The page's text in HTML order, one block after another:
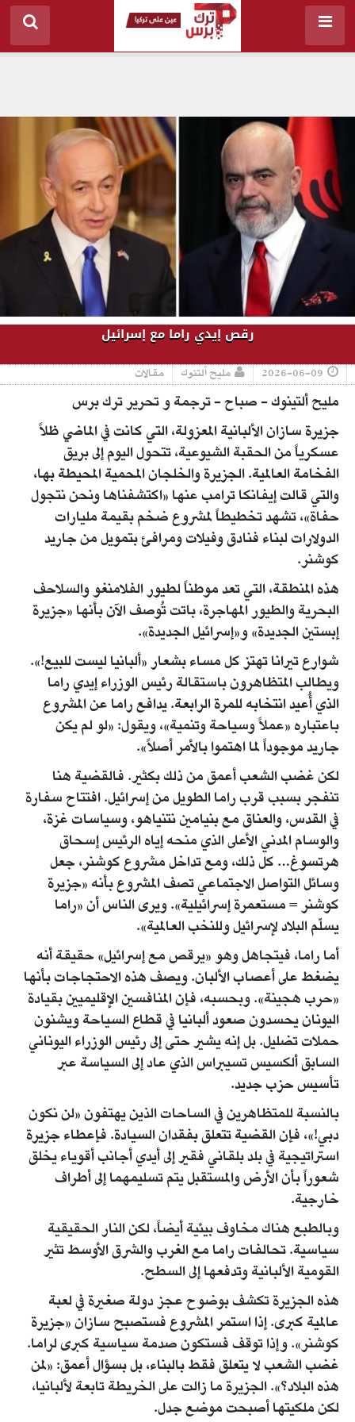
رقص إيدي راما مع إسرائيل
2026-06-09 مليح ألتنوك مقالات
مليح ألتينوك - صباح - ترجمة و تحرير ترك برس
جزيرة سازان الألبانية المعزولة، التي كانت في الماضي ظلاً
عسكرياً من الحقبة الشيوعية، تتحول اليوم إلى بريق
الفخامة العالمية. الجزيرة والخلجان المحمية المحيطة بها،
والتي قالت إيفانكا ترامب عنها «اكتشفناها ونحن نتجول
حفاة»، تشهد تخطيطاً لمشروع ضخم بقيمة مليارات
الدولارات لبناء فنادق وفيلات ومرافئ بتمويل من جاريد
كوشنر.
هذه المنطقة، التي تعد موطناً لطيور الفلامنغو والسلاحف
البحرية والطيور المهاجرة، باتت تُوصف الآن بأنها «جزيرة
إبستين الجديدة» و«إسرائيل الجديدة».
شوارع تيرانا تهتز كل مساء بشعار «ألبانيا ليست للبيع!».
ويطالب المتظاهرون باستقالة رئيس الوزراء إيدي راما
الذي أُعيد انتخابه للمرة الرابعة. يدافع راما عن المشروع
باعتباره «عملاً وسياحة وتنمية»، ويقول: «لو لم يكن
جاريد موجوداً لما اهتموا بالأمر أصلاً».
لكن غضب الشعب أعمق من ذلك بكثير. فالقضية هنا
تنفجر بسبب قرب راما الطويل من إسرائيل. افتتاح سفارة
في القدس، والعناق مع بنيامين نتنياهو، وسياسات غزة،
والوسام المدني الأعلى الذي منحه إياه الرئيس إسحاق
هرتسوغ… كل ذلك، ومع تداخل مشروع كوشنر، جعل
وسائل التواصل الاجتماعي تصف المشروع بأنه «جزيرة
كوشنر = مستعمرة إسرائيلية». ويرى الناس أن «راما
يسلّم البلاد لإسرائيل وللنخب العالمية».
أما راما، فيتجاهل وهو «يرقص مع إسرائيل» حقيقة أنه
يضغط على أعصاب الألبان. ويصف هذه الاحتجاجات بأنها
«حرب هجينة». وبحسبه، فإن المنافسين الإقليميين بقيادة
اليونان يحسدون صعود ألبانيا في قطاع السياحة ويشنون
حملات تضليل. بل إنه يشير حتى إلى رئيس الوزراء اليوناني
السابق ألكسيس تسيبراس الذي عاد إلى السياسة عبر
تأسيس حزب جديد.
بالنسبة للمتظاهرين في الساحات الذين يهتفون «لن نكون
دبي!»، فإن القضية تتعلق بفقدان السيادة. فإعطاء جزيرة
استراتيجية في بلد بلقاني فقير إلى أيدي أجانب أقوياء يخلق
شعوراً بأن الأرض والمستقبل يتم تسليمهما إلى أطراف
خارجية.
وبالطبع هناك مخاوف بيئية أيضاً، لكن النار الحقيقية
سياسية. تحالفات راما مع الغرب والشرق الأوسط تثير
القومية الألبانية وتدفعها إلى السطح.
هذه الجزيرة تكشف بوضوح عجز دولة صغيرة في لعبة
عالمية كبرى. إذا استمر المشروع فستصبح سازان «جزيرة
كوشنر». وإذا توقف فستكون صدمة سياسية كبرى لراما.
غضب الشعب لا يتعلق فقط بالبناء، بل بسؤال أعمق: «لمن
هذه البلاد؟». الجزيرة ما زالت على الخريطة تابعة لألبانيا،
لكن ملكيتها أصبحت موضع جدل.